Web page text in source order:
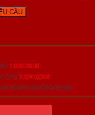
1.000.000đ
hơn 3.000.000đ
thành viên thân thiết